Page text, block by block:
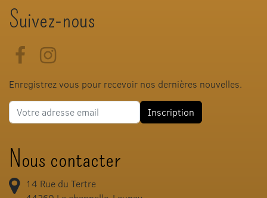
Suivez-nous
FacebookInstagram
Enregistrez vous pour recevoir nos dernières nouvelles.
Adresse e-mail
Inscription
Nous contacter
14 Rue du Tertre